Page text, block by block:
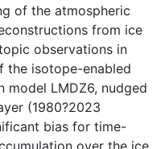
of the atmospheric
from ice
observations in
the isotope-enabled
model LMDZ6, nudged
(1980?2023
bias for time-
over the ice